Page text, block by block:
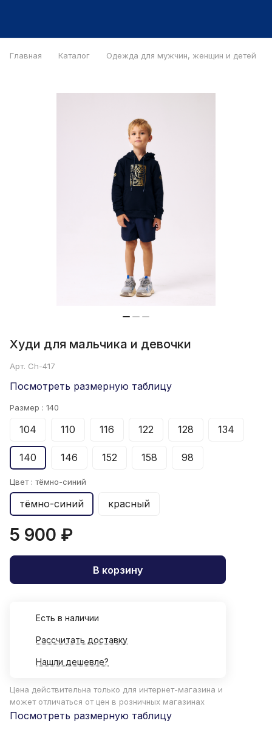
Главная Каталог Одежда для мужчин, женщин и детей
Худи для мальчика и девочки
Арт. Ch-417
Посмотреть размерную таблицу
Размер : 140
104 110 116 122 128 134
140 146 152 158 98
Цвет : тёмно-синий
тёмно-синий красный
5 900 ₽
В корзину
Есть в наличии
Рассчитать доставку
Нашли дешевле?
Цена действительна только для интернет-магазина и
может отличаться от цен в розничных магазинах
Посмотреть размерную таблицу